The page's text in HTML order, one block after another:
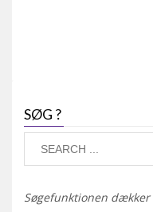
SØG ?
Søgefunktionen dækker